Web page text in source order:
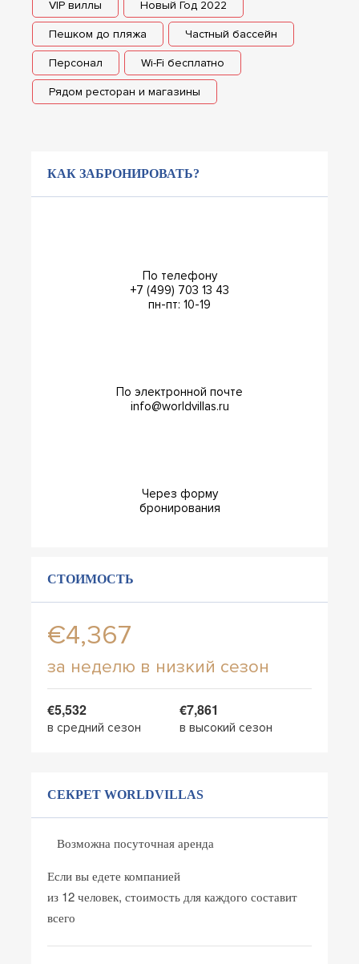
VIP виллы Новый Год 2022
Пешком до пляжа Частный бассейн
Персонал Wi-Fi бесплатно
Рядом ресторан и магазины
КАК ЗАБРОНИРОВАТЬ?
По телефону
+7 (499) 703 13 43
пн-пт: 10-19
По электронной почте
info@worldvillas.ru
Через форму
бронирования
СТОИМОСТЬ
€4,367
за неделю в низкий сезон
€5,532
в средний сезон
€7,861
в высокий сезон
СЕКРЕТ WORLDVILLAS
Возможна посуточная аренда
Если вы едете компанией
из 12 человек, стоимость для каждого составит
всего